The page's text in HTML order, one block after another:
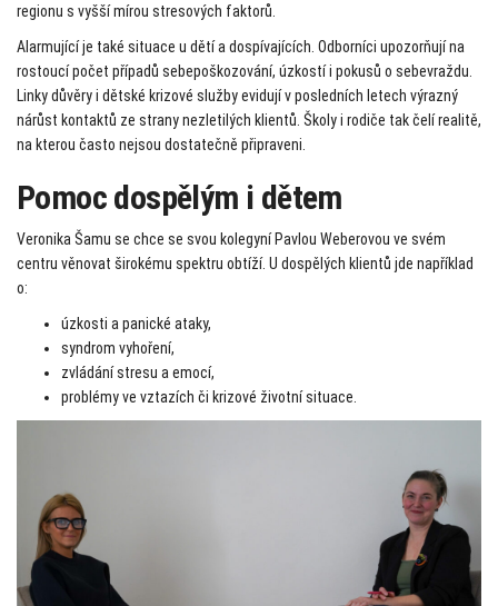
regionu s vyšší mírou stresových faktorů.
Alarmující je také situace u dětí a dospívajících. Odborníci upozorňují na
rostoucí počet případů sebepoškozování, úzkostí i pokusů o sebevraždu.
Linky důvěry i dětské krizové služby evidují v posledních letech výrazný
nárůst kontaktů ze strany nezletilých klientů. Školy i rodiče tak čelí realitě,
na kterou často nejsou dostatečně připraveni.
Pomoc dospělým i dětem
Veronika Šamu se chce se svou kolegyní Pavlou Weberovou ve svém
centru věnovat širokému spektru obtíží. U dospělých klientů jde například
o:
úzkosti a panické ataky,
syndrom vyhoření,
zvládání stresu a emocí,
problémy ve vztazích či krizové životní situace.